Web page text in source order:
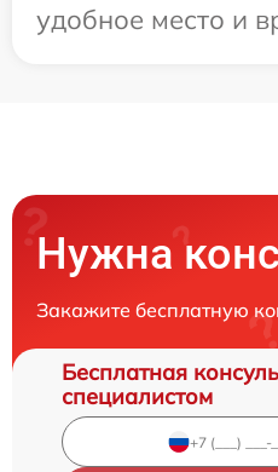
удобное место и
Нужна
Закажите бесплатную
Бесплатная
специалистом